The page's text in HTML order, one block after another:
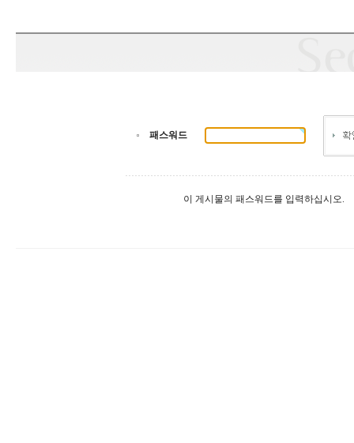
패스워드
이 게시물의 패스워드를 입력하십시오.